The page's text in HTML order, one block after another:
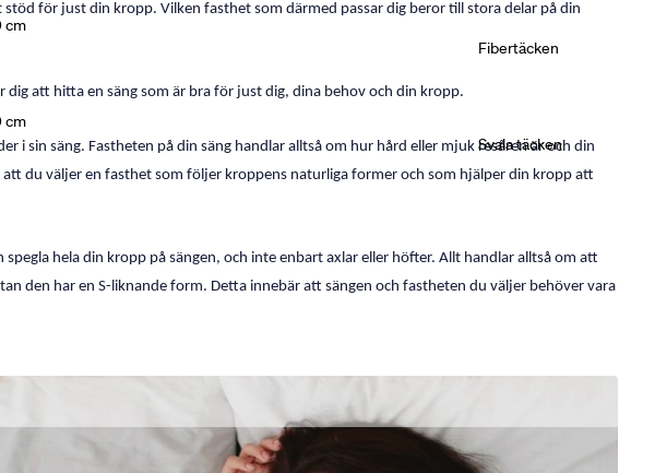
cm
cm
Fibertäcken
Svala täcken
för just din kropp. Vilken fasthet som därmed passar dig beror till stora delar på din
att hitta en säng som är bra för just dig, dina behov och din kropp.
i sin säng. Fastheten på din säng handlar alltså om hur hård eller mjuk resåren är och din
du väljer en fasthet som följer kroppens naturliga former och som hjälper din kropp att
hela din kropp på sängen, och inte enbart axlar eller höfter. Allt handlar alltså om att
den har en S-liknande form. Detta innebär att sängen och fastheten du väljer behöver vara